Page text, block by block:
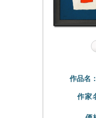
作品名：
作家